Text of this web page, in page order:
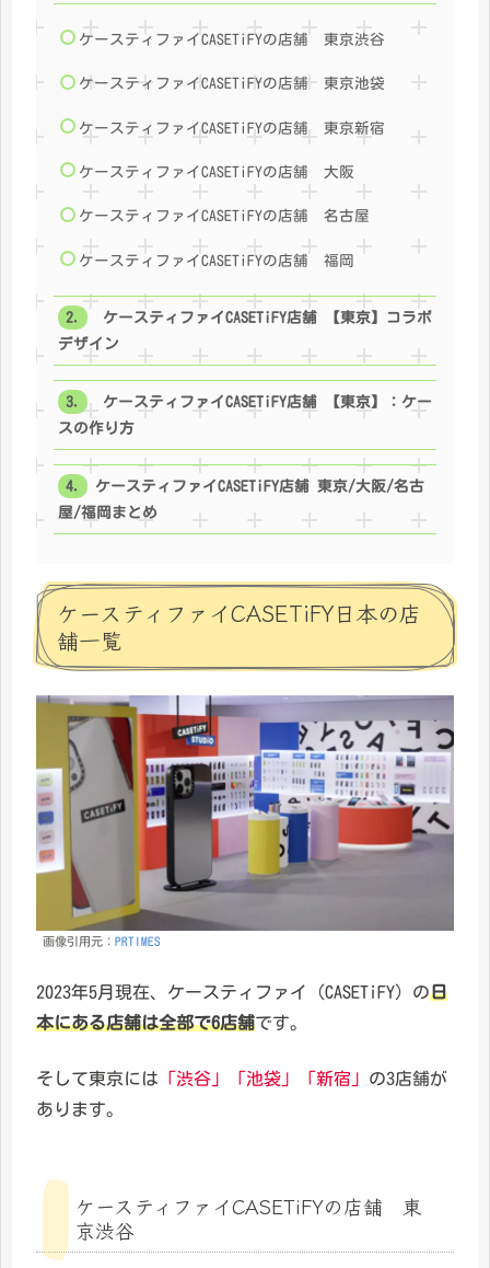
ケースティファイCASETiFYの店舗 東京渋谷
ケースティファイCASETiFYの店舗 東京池袋
ケースティファイCASETiFYの店舗 東京新宿
ケースティファイCASETiFYの店舗 大阪
ケースティファイCASETiFYの店舗 名古屋
ケースティファイCASETiFYの店舗 福岡
ケースティファイCASETiFY店舗 【東京】コラボ
デザイン
ケースティファイCASETiFY店舗 【東京】：ケー
スの作り方
ケースティファイCASETiFY店舗 東京/大阪/名古
屋/福岡まとめ
ケースティファイCASETiFY日本の店
舗一覧
画像引用元： PRTIMES
2023年5月現在、ケースティファイ（CASETiFY）の日
本にある店舗は全部で6店舗です。
そして東京には 「渋谷」 「池袋」 「新宿」 の3店舗が
あります。
ケースティファイCASETiFYの店舗 東
京渋谷